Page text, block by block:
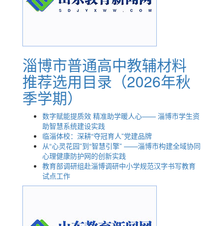
淄博市普通高中教辅材料
推荐选用目录（2026年秋
季学期）
数字赋能提质效 精准助学暖人心—— 淄博市学生资
助智慧系统建设实践
临淄体校：深耕“夺冠育人”党建品牌
从“心灵花园”到“智慧引擎” ——淄博市构建全域协同
心理健康防护网的创新实践
教育部调研组赴淄博调研中小学规范汉字书写教育
试点工作